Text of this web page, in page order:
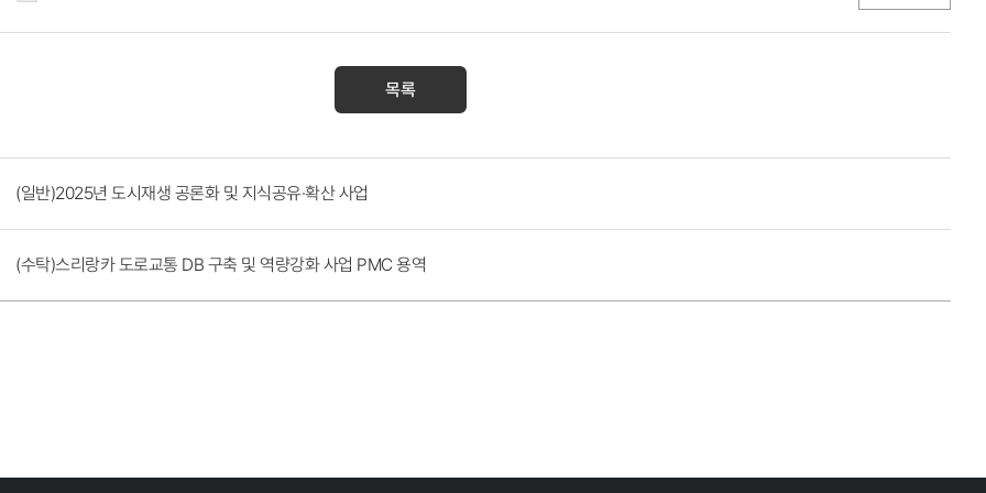
목록
(일반)2025년 도시재생 공론화 및 지식공유·확산 사업
(수탁)스리랑카 도로교통 DB 구축 및 역량강화 사업 PMC 용역